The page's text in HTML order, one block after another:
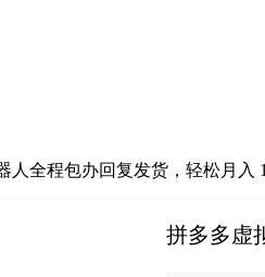
人全程包办回复发货，轻松月入
拼多多虚